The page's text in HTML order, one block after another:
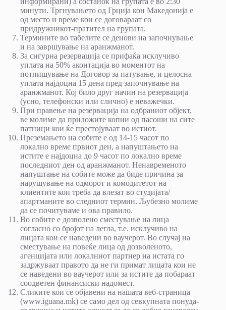
минути. Тргнувањето од Грција кон Македонија е
од место и време кои се договараат со
придружникот-пратител на групата.
Термините во табелите се денови на започнување
и на завршување на аранжманот.
За сигурна резервација се прифаќа исклучиво
уплата на 50% аконтација во моментот на
потпишување на Договор за патување, и целосна
уплата најдоцна 15 дена пред започнување на
аранжманот. Кој било друг начин на резервација
(усно, телефонски или слично) е неважечки.
При правење на резервација на одбраниот објект,
ве молиме да приложите копии од пасоши на сите
патници кои ќе престојуваат во истиот.
Преземањето на собите е од 14-15 часот по
локално време првиот ден, а напуштањето на
истите е најдоцна до 9 часот по локално време
последниот ден од аранжманот. Ненавременото
напуштање на собите може да биде причина за
нарушување на одморот и комодитетот на
клиентите кои треба да влезат во студијата/
апартманите во следниот термин. Љубезно молиме
да се почитуваме и ова правило.
Во собите е дозволено сместување на лица
согласно со бројот на легла, т.е. исклучиво на
лицата кои се наведени во ваучерот. Во случај на
сместување на повеќе лица од дозволеното,
агенцијата или локалниот партнер на истата го
задржуваат правото да не ги примат лицата кои не
се наведени во ваучерот или за истите да побараат
соодветен финансиски надомест.
Сликите кои се објавени на нашата веб-страница
(www.iguana.mk) се само дел од севкупната понуда-